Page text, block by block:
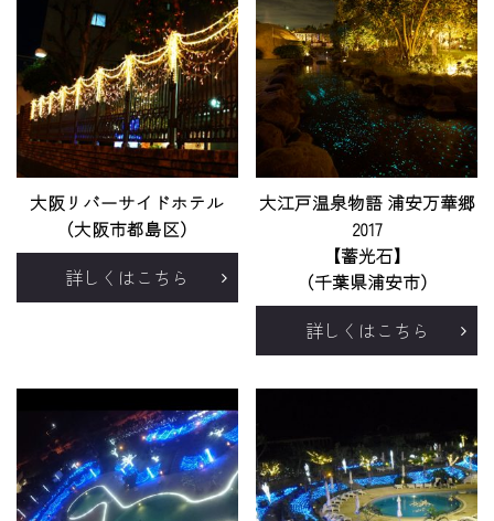
大阪リバーサイドホテル
（大阪市都島区）
詳しくはこちら
大江戸温泉物語 浦安万華郷
2017
【蓄光石】
（千葉県浦安市）
詳しくはこちら